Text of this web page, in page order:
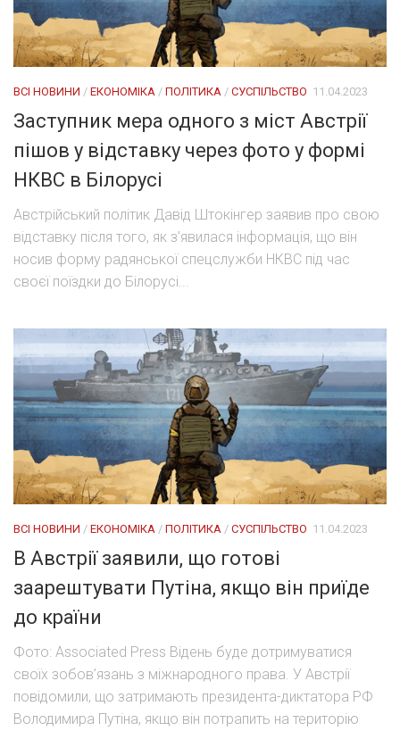
ВСІ НОВИНИ / ЕКОНОМІКА / ПОЛІТИКА / СУСПІЛЬСТВО 11.04.2023
Заступник мера одного з міст Австрії
пішов у відставку через фото у формі
НКВС в Білорусі
Австрійський політик Давід Штокінгер заявив про свою
відставку після того, як з’явилася інформація, що він
носив форму радянської спецслужби НКВС під час
своєї поїздки до Білорусі...
ВСІ НОВИНИ / ЕКОНОМІКА / ПОЛІТИКА / СУСПІЛЬСТВО 11.04.2023
В Австрії заявили, що готові
заарештувати Путіна, якщо він приїде
до країни
Фото: Associated Press Відень буде дотримуватися
своїх зобов’язань з міжнародного права. У Австрії
повідомили, що затримають президента-диктатора РФ
Володимира Путіна, якщо він потрапить на територію